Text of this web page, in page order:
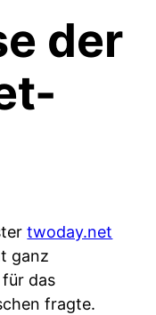
der
twoday.net
ganz
das
fragte.